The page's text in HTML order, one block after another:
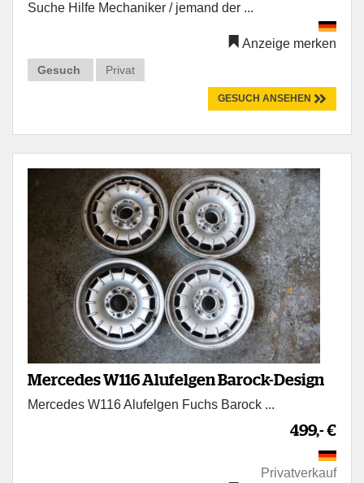
Zusammenbau US-Car
Suche Hilfe Mechaniker / jemand der ...
Anzeige merken
Gesuch Privat
GESUCH ANSEHEN
Mercedes W116 Alufelgen Barock-Design
Mercedes W116 Alufelgen Fuchs Barock ...
499,- €
Privatverkauf